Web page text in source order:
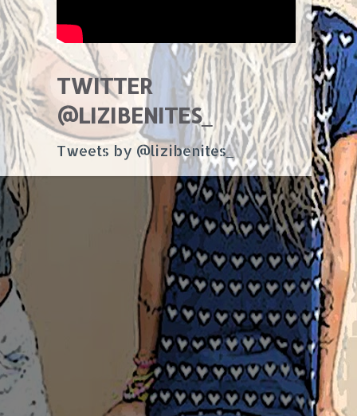
TWITTER
@LIZIBENITES_
Tweets by @lizibenites_